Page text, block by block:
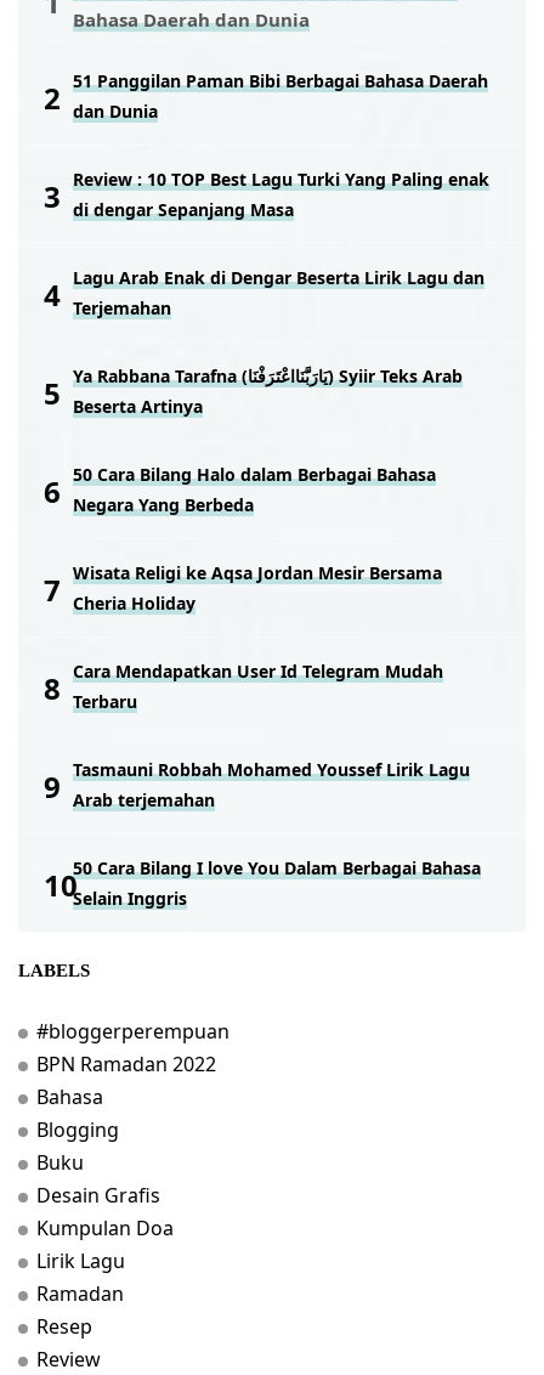
Bahasa Daerah dan Dunia
51 Panggilan Paman Bibi Berbagai Bahasa Daerah
dan Dunia
Review : 10 TOP Best Lagu Turki Yang Paling enak
di dengar Sepanjang Masa
Lagu Arab Enak di Dengar Beserta Lirik Lagu dan
Terjemahan
Ya Rabbana Tarafna (يَارَبَّنَااعْتَرَفْنَا) Syiir Teks Arab
Beserta Artinya
50 Cara Bilang Halo dalam Berbagai Bahasa
Negara Yang Berbeda
Wisata Religi ke Aqsa Jordan Mesir Bersama
Cheria Holiday
Cara Mendapatkan User Id Telegram Mudah
Terbaru
Tasmauni Robbah Mohamed Youssef Lirik Lagu
Arab terjemahan
50 Cara Bilang I love You Dalam Berbagai Bahasa
Selain Inggris
LABELS
#bloggerperempuan
BPN Ramadan 2022
Bahasa
Blogging
Buku
Desain Grafis
Kumpulan Doa
Lirik Lagu
Ramadan
Resep
Review